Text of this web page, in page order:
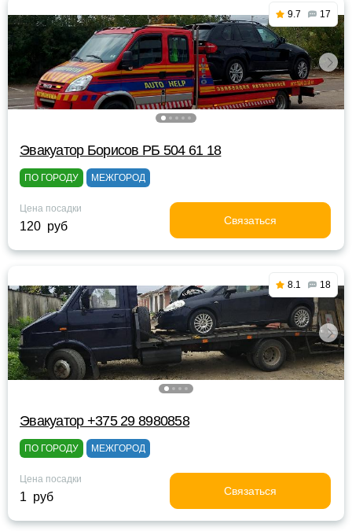
9.7 17
Эвакуатор Борисов РБ 504 61 18
ПО ГОРОДУ МЕЖГОРОД
Цена посадки
120 руб Связаться
8.1 18
Эвакуатор +375 29 8980858
ПО ГОРОДУ МЕЖГОРОД
Цена посадки
1 руб Связаться